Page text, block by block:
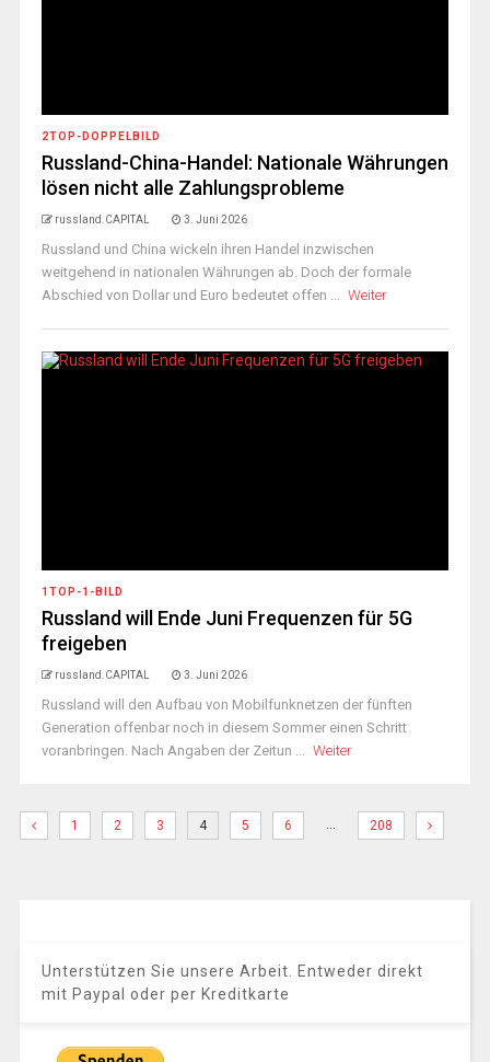
2TOP-DOPPELBILD
Russland-China-Handel: Nationale Währungen
lösen nicht alle Zahlungsprobleme
russland.CAPITAL 3. Juni 2026
Russland und China wickeln ihren Handel inzwischen
weitgehend in nationalen Währungen ab. Doch der formale
Abschied von Dollar und Euro bedeutet offen ... Weiter
1TOP-1-BILD
Russland will Ende Juni Frequenzen für 5G
freigeben
russland.CAPITAL 3. Juni 2026
Russland will den Aufbau von Mobilfunknetzen der fünften
Generation offenbar noch in diesem Sommer einen Schritt
voranbringen. Nach Angaben der Zeitun ... Weiter
1 2 3 4 5 6 … 208
Unterstützen Sie unsere Arbeit. Entweder direkt
mit Paypal oder per Kreditkarte